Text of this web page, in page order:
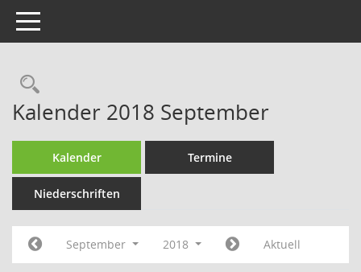
Toggle navigation
Rechercheauswahl
Kalender 2018 September
Kalender Termine
Niederschriften
September 2018 Aktuell